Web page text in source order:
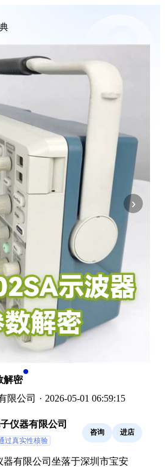
›
解密
限公司 · 2026-05-01 06:59:15
仪器有限公司
过真实性核验
咨询 进店
器有限公司坐落于深圳市宝安